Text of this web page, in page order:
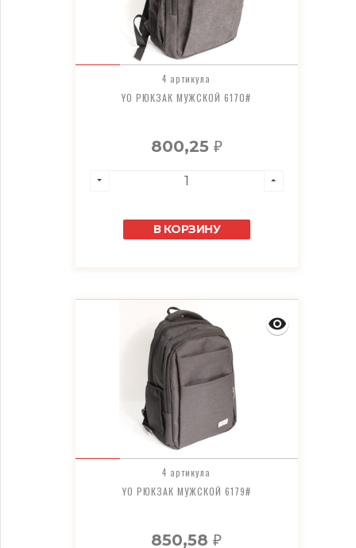
4 артикула
YO РЮКЗАК МУЖСКОЙ 6170#
800,25 ₽
В КОРЗИНУ
4 артикула
YO РЮКЗАК МУЖСКОЙ 6179#
850,58₽